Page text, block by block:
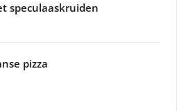
speculaaskruiden
pizza